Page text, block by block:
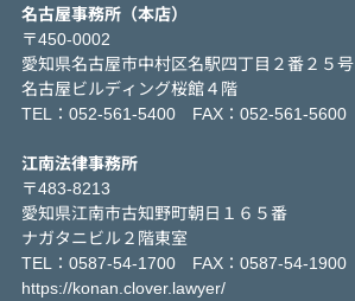
名古屋事務所（本店）
〒450-0002
愛知県名古屋市中村区名駅四丁目２番２５号
名古屋ビルディング桜館４階
TEL：052-561-5400 FAX：052-561-5600
江南法律事務所
〒483-8213
愛知県江南市古知野町朝日１６５番
ナガタニビル２階東室
TEL：0587-54-1700 FAX：0587-54-1900
https://konan.clover.lawyer/